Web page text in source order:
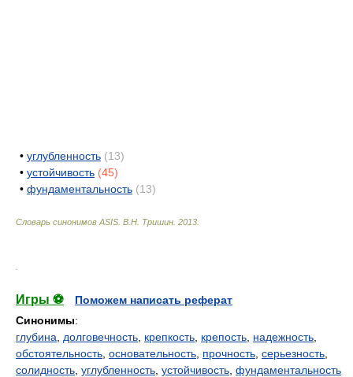
• углубленность (13)
• устойчивость (45)
• фундаментальность (13)
Словарь синонимов ASIS. В.Н. Тришин 2013
Игры ⚽
Поможем написать реферат
Синонимы:
глубина
долговечность крепкость крепость надежность
обстоятельность основательность прочность серьезность
солидность углубленность устойчивость фундаментальность